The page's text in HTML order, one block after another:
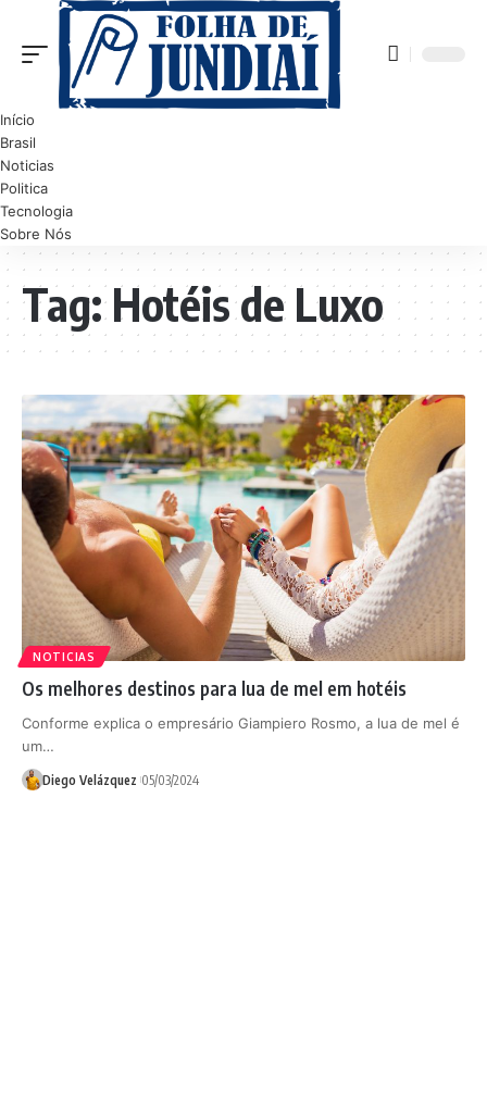
Início
Brasil
Noticias
Politica
Tecnologia
Sobre Nós
Tag:Hotéis de Luxo
NOTICIAS
Os melhores destinos para lua de mel em hotéis
Conforme explica o empresário Giampiero Rosmo, a lua de mel é
um…
Diego Velázquez 05/03/2024